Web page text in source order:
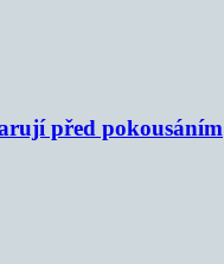
před pokousáním